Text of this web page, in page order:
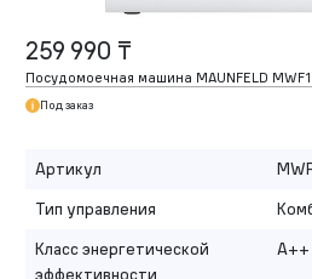
259 990 ₸
Посудомоечная машина MAUNFELD
Под заказ
Артикул
Тип управления
Класс энергетической
эффективности
A++